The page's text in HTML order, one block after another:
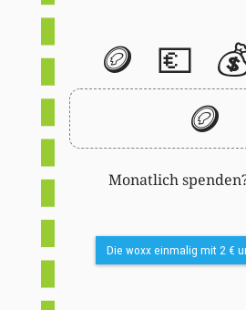
🪙 💶
🪙
Monatlich
Die woxx einmalig mit 2 €